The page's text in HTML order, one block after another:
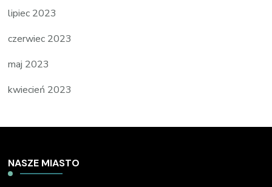
lipiec 2023
czerwiec 2023
maj 2023
kwiecień 2023
NASZE MIASTO